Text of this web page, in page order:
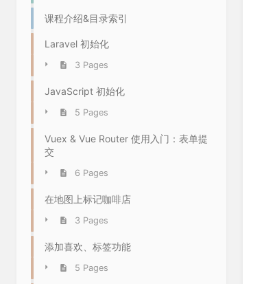
课程介绍&目录索引
Laravel 初始化
3 Pages
JavaScript 初始化
5 Pages
Vuex & Vue Router 使用入门：表单提
交
6 Pages
在地图上标记咖啡店
3 Pages
添加喜欢、标签功能
5 Pages